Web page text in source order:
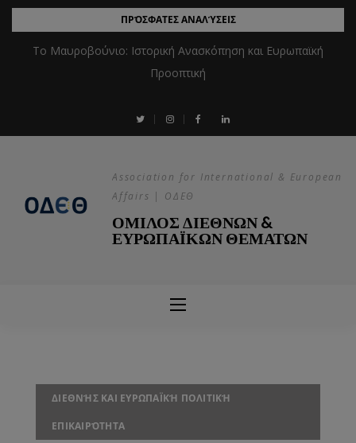
ΠΡΌΣΦΑΤΕΣ ΑΝΑΛΎΣΕΙΣ
Το Μαυροβούνιο: Ιστορική Ανασκόπηση και Ευρωπαϊκή
Προοπτική
Association for International & European
Affairs | ΟΔΕΘ
ΟΜΙΛΟΣ ΔΙΕΘΝΩΝ &
ΕΥΡΩΠΑΪΚΩΝ ΘΕΜΑΤΩΝ
ΔΙΕΘΝΉΣ ΚΑΙ ΕΥΡΩΠΑΪΚΉ ΠΟΛΙΤΙΚΉ
ΕΠΙΚΑΙΡΌΤΗΤΑ